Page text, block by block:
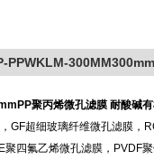
PPWKLM-
聚丙烯微孔滤膜 耐酸碱
GF超细玻璃纤维微孔滤膜，
聚四氟乙烯微孔滤膜，PVDF